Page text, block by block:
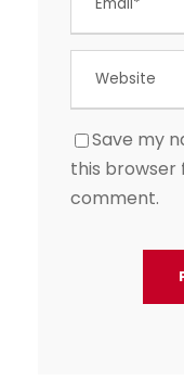
Save my
this browser
comment.